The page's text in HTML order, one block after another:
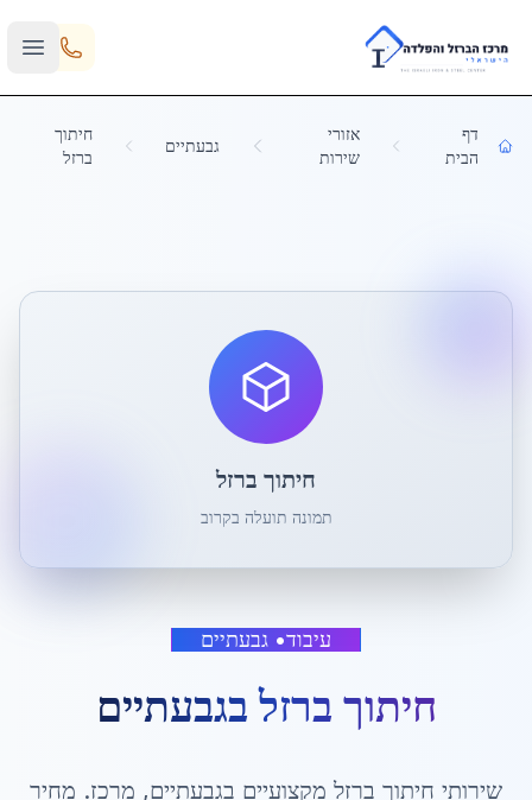
Skip to main content
דף
הבית
אזורי
שירות
גבעתיים
חיתוך
ברזל
עיבוד• גבעתיים
חיתוך ברזלבגבעתיים
שירותי חיתוך ברזל מקצועיים בגבעתיים, מרכז. מחיר
חיתוך ברזל
תמונה תועלה בקרוב